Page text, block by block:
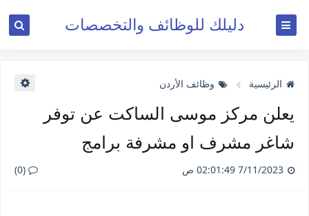
دليلك للوظائف والتخصصات
الرئيسية وظائف الأردن
يعلن مركز موسى الساكت عن توفر
شاغر مشرف او مشرفة برامج
(0)